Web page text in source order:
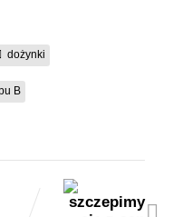
dożynki
B